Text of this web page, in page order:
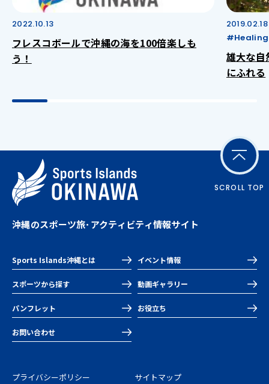
2022.10.13
フレスコボールで沖縄の海を100倍楽しも
う！
2019.02.18
雄大な自
にふれる
SCROLL TOP
沖縄のスポーツ旅･アクティビティ情報サイト
Sports Islands沖縄とは イベント情報
スポーツから探す 動画ギャラリー
パンフレット お役立ち
お問い合わせ
プライバシーポリシー サイトマップ